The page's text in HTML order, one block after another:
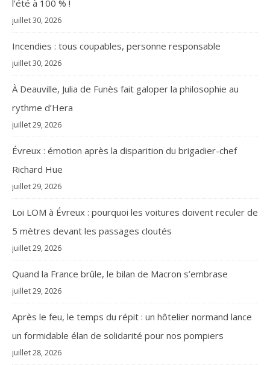
l’été à 100 % !
juillet 30, 2026
Incendies : tous coupables, personne responsable
juillet 30, 2026
À Deauville, Julia de Funès fait galoper la philosophie au
rythme d’Hera
juillet 29, 2026
Évreux : émotion après la disparition du brigadier-chef
Richard Hue
juillet 29, 2026
Loi LOM à Évreux : pourquoi les voitures doivent reculer de
5 mètres devant les passages cloutés
juillet 29, 2026
Quand la France brûle, le bilan de Macron s’embrase
juillet 29, 2026
Après le feu, le temps du répit : un hôtelier normand lance
un formidable élan de solidarité pour nos pompiers
juillet 28, 2026